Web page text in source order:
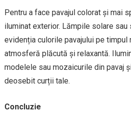
Pentru a face pavajul colorat și mai
iluminat exterior. Lămpile solare
evidenția culorile pavajului pe timpul
atmosferă plăcută și relaxantă.
modelele sau mozaicurile din pavaj
deosebit curții tale.
Concluzie